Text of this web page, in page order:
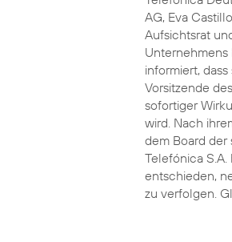
AG, Eva
Aufsichtsrat
informiert,
Vorsitzende
sofortiger
wird. Nach
dem Board der
Telefónica S.A.
entschieden,
zu verfolgen.